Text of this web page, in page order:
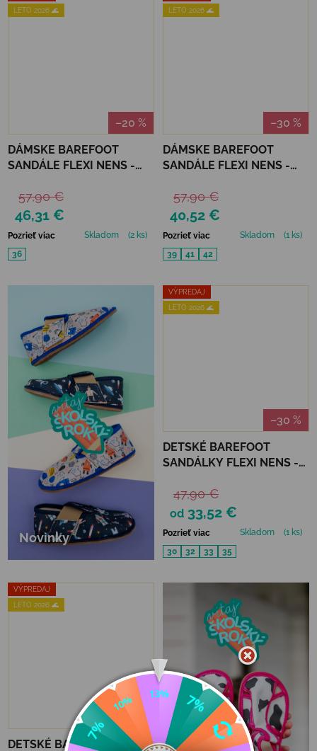
LETO 2026 🌊
–20 %
DÁMSKE BAREFOOT
SANDÁLE FLEXI NENS -
46,31 €
57,90 €
Pozrieť viac Skladom
(2 ks)
36
LETO 2026 🌊
–30 %
DÁMSKE BAREFOOT
SANDÁLE FLEXI NENS -
40,52 €
57,90 €
Pozrieť viac Skladom
(1 ks)
39
41 42
Novinky
VÝPREDAJ
LETO 2026 🌊
–30 %
DETSKÉ BAREFOOT
SANDÁLKY FLEXI NENS -
od 33,52 €
47,90 €
Pozrieť viac Skladom
(1 ks)
30
32 33 35
VÝPREDAJ
LETO 2026 🌊
–30 %
DETSKÉ BAREFOOT